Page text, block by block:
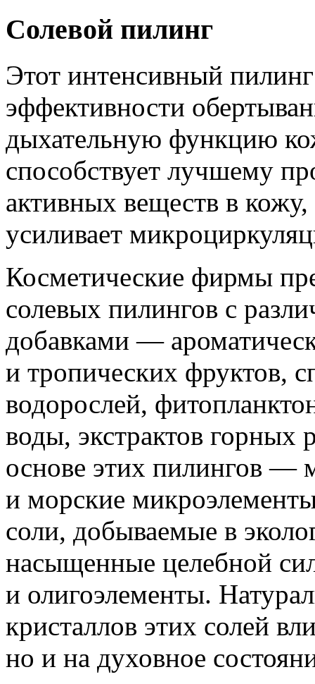
Солевой пилинг
Этот интенсивный
эффективности
дыхательную функцию
способствует лучшему
активных веществ в
усиливает
Косметические фирмы
солевых пилингов с
добавками —
и тропических фруктов,
водорослей,
воды, экстрактов горных
основе этих пилингов —
и морские
соли, добываемые в
насыщенные целебной
и олигоэлементы.
кристаллов этих солей
но и на духовное